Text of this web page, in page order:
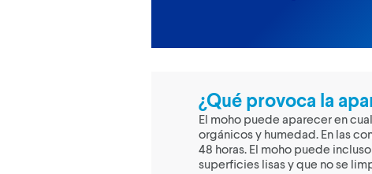
¿Qué provoca la
El moho puede aparecer en
orgánicos y humedad. En las
48 horas. El moho puede
superficies lisas y que no se